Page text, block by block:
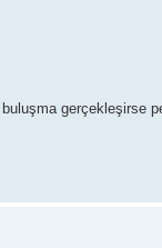
gerçekleşirse